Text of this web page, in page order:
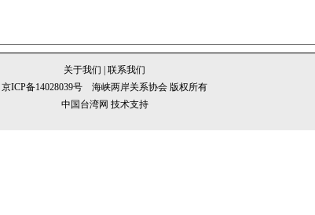
关于我们
联系我们
京ICP备14028039号 海峡两岸关系协会 版权所有
中国台湾网 技术支持